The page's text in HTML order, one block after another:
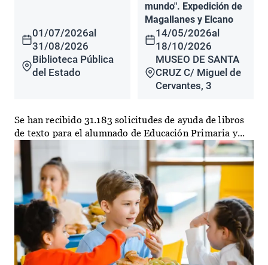
01/07/2026al
31/08/2026
Biblioteca Pública
del Estado
mundo". Expedición de
Magallanes y Elcano
14/05/2026al
18/10/2026
MUSEO DE SANTA
CRUZ C/ Miguel de
Cervantes, 3
Se han recibido 31.183 solicitudes de ayuda de libros
de texto para el alumnado de Educación Primaria y...